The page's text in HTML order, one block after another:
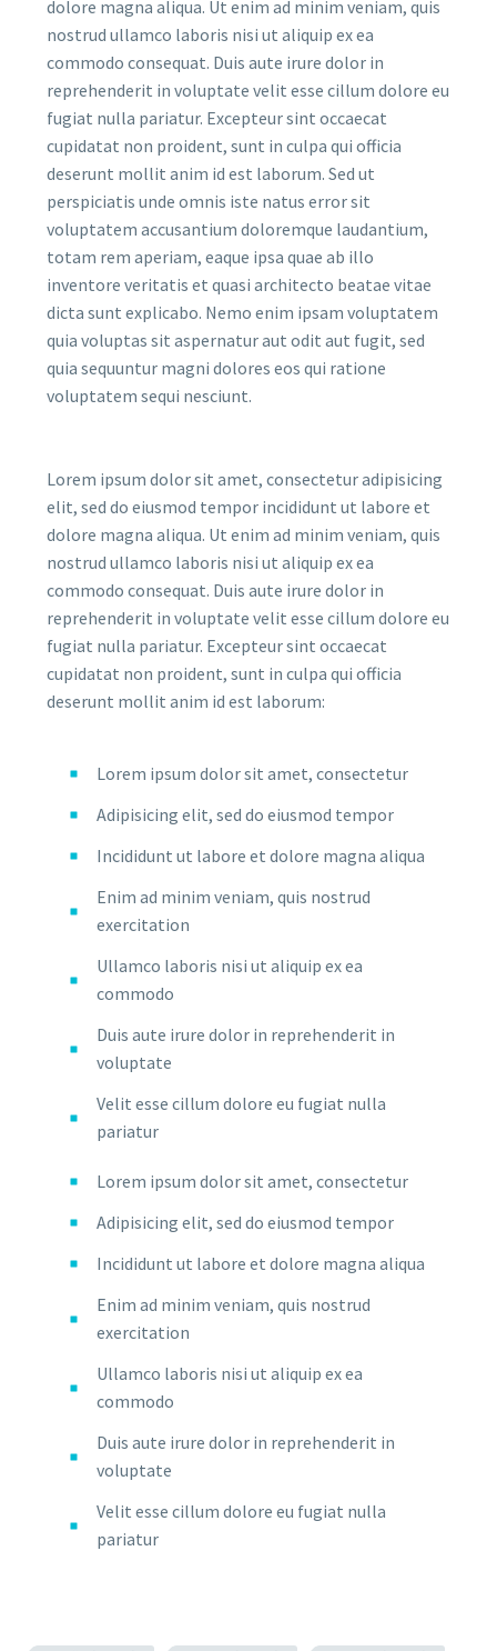
dolore magna aliqua. Ut enim ad minim veniam, quis
nostrud ullamco laboris nisi ut aliquip ex ea
commodo consequat. Duis aute irure dolor in
reprehenderit in voluptate velit esse cillum dolore eu
fugiat nulla pariatur. Excepteur sint occaecat
cupidatat non proident, sunt in culpa qui officia
deserunt mollit anim id est laborum. Sed ut
perspiciatis unde omnis iste natus error sit
voluptatem accusantium doloremque laudantium,
totam rem aperiam, eaque ipsa quae ab illo
inventore veritatis et quasi architecto beatae vitae
dicta sunt explicabo. Nemo enim ipsam voluptatem
quia voluptas sit aspernatur aut odit aut fugit, sed
quia sequuntur magni dolores eos qui ratione
voluptatem sequi nesciunt.
Lorem ipsum dolor sit amet, consectetur adipisicing
elit, sed do eiusmod tempor incididunt ut labore et
dolore magna aliqua. Ut enim ad minim veniam, quis
nostrud ullamco laboris nisi ut aliquip ex ea
commodo consequat. Duis aute irure dolor in
reprehenderit in voluptate velit esse cillum dolore eu
fugiat nulla pariatur. Excepteur sint occaecat
cupidatat non proident, sunt in culpa qui officia
deserunt mollit anim id est laborum:
Lorem ipsum dolor sit amet, consectetur
Adipisicing elit, sed do eiusmod tempor
Incididunt ut labore et dolore magna aliqua
Enim ad minim veniam, quis nostrud
exercitation
Ullamco laboris nisi ut aliquip ex ea
commodo
Duis aute irure dolor in reprehenderit in
voluptate
Velit esse cillum dolore eu fugiat nulla
pariatur
Lorem ipsum dolor sit amet, consectetur
Adipisicing elit, sed do eiusmod tempor
Incididunt ut labore et dolore magna aliqua
Enim ad minim veniam, quis nostrud
exercitation
Ullamco laboris nisi ut aliquip ex ea
commodo
Duis aute irure dolor in reprehenderit in
voluptate
Velit esse cillum dolore eu fugiat nulla
pariatur